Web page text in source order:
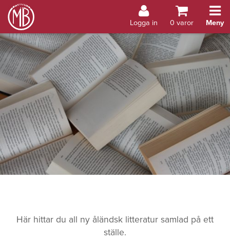
Åland
Logga in 0 varor Meny
Här hittar du all ny åländsk litteratur samlad på ett
ställe.